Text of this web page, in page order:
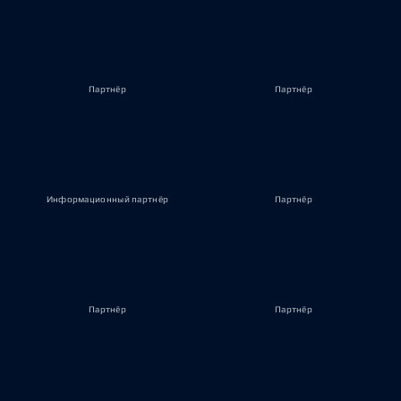
Партнёр Партнёр
Информационный партнёр Партнёр
Партнёр Партнёр